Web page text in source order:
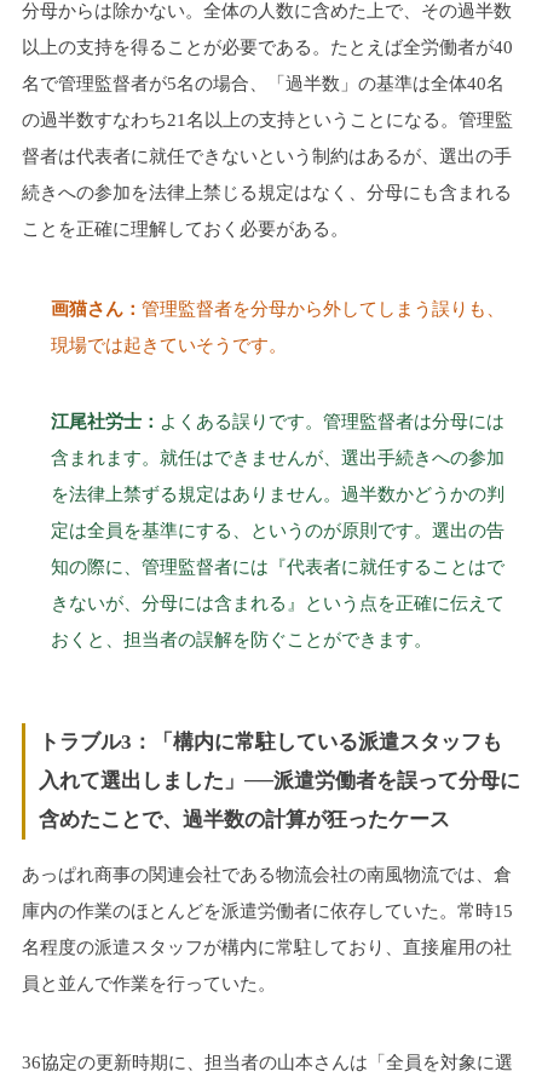
分母からは除かない。全体の人数に含めた上で、その過半数
以上の支持を得ることが必要である。たとえば全労働者が40
名で管理監督者が5名の場合、「過半数」の基準は全体40名
の過半数すなわち21名以上の支持ということになる。管理監
督者は代表者に就任できないという制約はあるが、選出の手
続きへの参加を法律上禁じる規定はなく、分母にも含まれる
ことを正確に理解しておく必要がある。
画猫さん： 管理監督者を分母から外してしまう誤りも、
現場では起きていそうです。
江尾社労士： よくある誤りです。管理監督者は分母には
含まれます。就任はできませんが、選出手続きへの参加
を法律上禁ずる規定はありません。過半数かどうかの判
定は全員を基準にする、というのが原則です。選出の告
知の際に、管理監督者には『代表者に就任することはで
きないが、分母には含まれる』という点を正確に伝えて
おくと、担当者の誤解を防ぐことができます。
トラブル3：「構内に常駐している派遣スタッフも
入れて選出しました」──派遣労働者を誤って分母に
含めたことで、過半数の計算が狂ったケース
あっぱれ商事の関連会社である物流会社の南風物流では、倉
庫内の作業のほとんどを派遣労働者に依存していた。常時15
名程度の派遣スタッフが構内に常駐しており、直接雇用の社
員と並んで作業を行っていた。
36協定の更新時期に、担当者の山本さんは「全員を対象に選